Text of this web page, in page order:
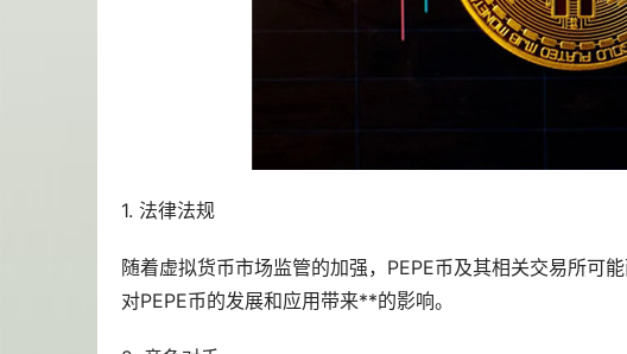
1. 法律法规
随着虚拟货币市场监管的加强，PEPE币及其相关交易所可
对PEPE币的发展和应用带来**的影响。